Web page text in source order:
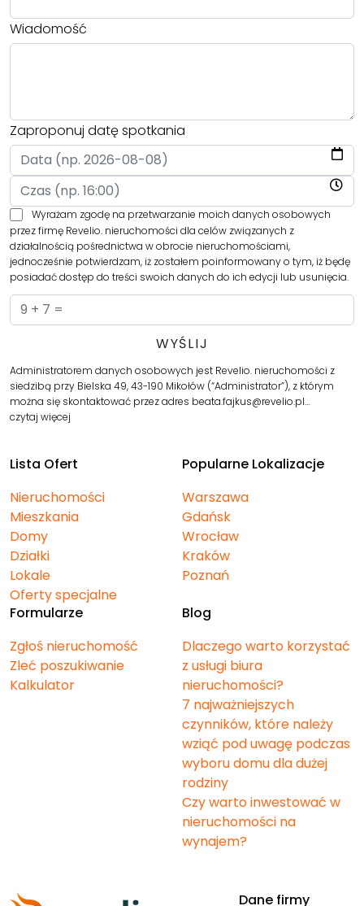
Wiadomość
Zaproponuj datę spotkania
Wyrażam zgodę na przetwarzanie moich danych osobowych
przez firmę Revelio. nieruchomości dla celów związanych z
działalnością pośrednictwa w obrocie nieruchomościami,
jednocześnie potwierdzam, iż zostałem poinformowany o tym, iż będę
posiadać dostęp do treści swoich danych do ich edycji lub usunięcia.
Administratorem danych osobowych jest Revelio. nieruchomości z
siedzibą przy Bielska 49, 43-190 Mikołów (“Administrator”), z którym
można się skontaktować przez adres beata.fajkus@revelio.pl…
czytaj więcej
Lista Ofert
Nieruchomości
Mieszkania
Domy
Działki
Lokale
Oferty specjalne
Popularne Lokalizacje
Warszawa
Gdańsk
Wrocław
Kraków
Poznań
Formularze
Zgłoś nieruchomość
Zleć poszukiwanie
Kalkulator
Blog
Dlaczego warto korzystać
z usługi biura
nieruchomości?
7 najważniejszych
czynników, które należy
wziąć pod uwagę podczas
wyboru domu dla dużej
rodziny
Czy warto inwestować w
nieruchomości na
wynajem?
Dane firmy